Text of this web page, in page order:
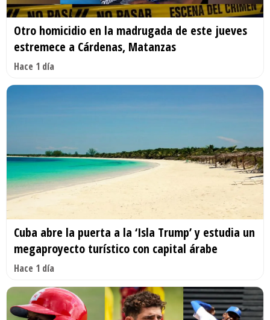
Otro homicidio en la madrugada de este jueves
estremece a Cárdenas, Matanzas
Hace 1 día
Cuba abre la puerta a la ‘Isla Trump’ y estudia un
megaproyecto turístico con capital árabe
Hace 1 día